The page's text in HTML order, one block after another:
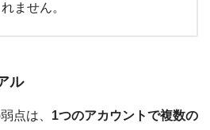
ません。
ル
点は、 1つのアカウントで複数の